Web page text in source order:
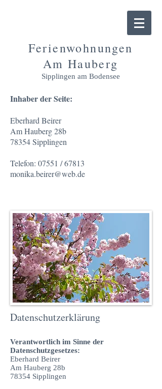
Ferienwohnungen
Am Hauberg
Sipplingen am Bodensee
Inhaber der Seite:
Eberhard Beirer
Am Hauberg 28b
78354 Sipplingen
Telefon: 07551 / 67813
monika.beirer@web.de
Datenschutzerklärung
Verantwortlich im Sinne der
Datenschutzgesetzes:
Eberhard Beirer
Am Hauberg 28b
78354 Sipplingen